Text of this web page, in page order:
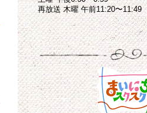
再放送 木曜 午前11:20〜11:49